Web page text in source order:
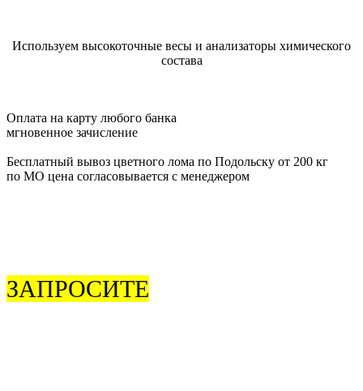
Используем высокоточные весы и анализаторы химического
состава
Оплата на карту любого банка
мгновенное зачисление
Бесплатный вывоз цветного лома по Подольску от 200 кг
по МО цена согласовывается с менеджером
ЗАПРОСИТЕ